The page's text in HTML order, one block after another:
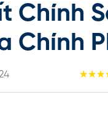
Chính
Chính
☆
☆
☆